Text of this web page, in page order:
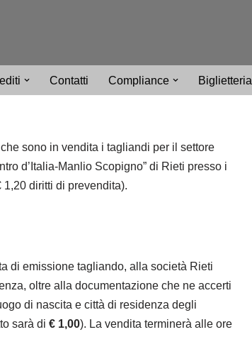
Contatti Compliance Biglietteria
sono in vendita i tagliandi per il settore
d’Italia-Manlio Scopigno” di Rieti presso i
1,20 diritti di prevendita).
di emissione tagliando, alla società Rieti
oltre alla documentazione che ne accerti
di nascita e città di residenza degli
sarà di € 1,00). La vendita terminerà alle ore